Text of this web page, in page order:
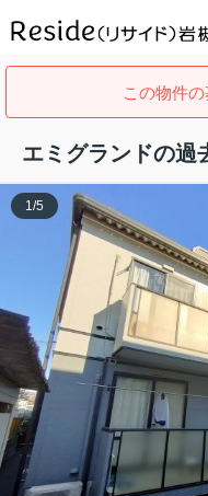
この物件の
エミグランドの過
1/5